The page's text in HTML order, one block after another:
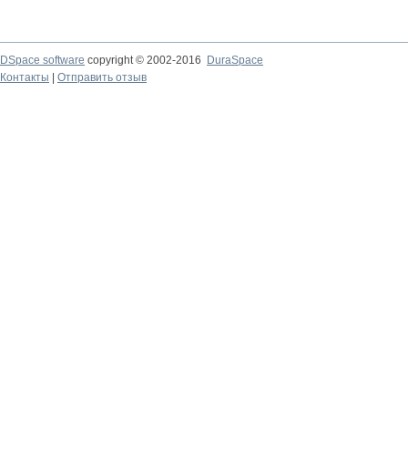
DSpace software copyright © 2002-2016
DuraSpace
Контакты
Отправить отзыв